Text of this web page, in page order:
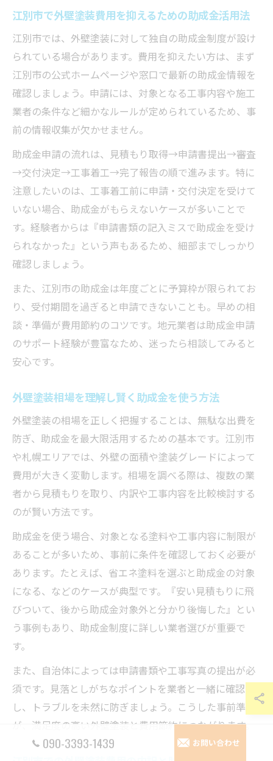
江別市で外壁塗装費用を抑えるための助成金活用法
江別市では、外壁塗装に対して独自の助成金制度が設け
られている場合があります。費用を抑えたい方は、まず
江別市の公式ホームページや窓口で最新の助成金情報を
確認しましょう。申請には、対象となる工事内容や施工
業者の条件など細かなルールが定められているため、事
前の情報収集が欠かせません。
助成金申請の流れは、見積もり取得→申請書提出→審査
→交付決定→工事着工→完了報告の順で進みます。特に
注意したいのは、工事着工前に申請・交付決定を受けて
いない場合、助成金がもらえないケースが多いことで
す。経験者からは『申請書類の記入ミスで助成金を受け
られなかった』という声もあるため、細部までしっかり
確認しましょう。
また、江別市の助成金は年度ごとに予算枠が限られてお
り、受付期間を過ぎると申請できないことも。早めの相
談・準備が費用節約のコツです。地元業者は助成金申請
のサポート経験が豊富なため、迷ったら相談してみると
安心です。
外壁塗装相場を理解し賢く助成金を使う方法
外壁塗装の相場を正しく把握することは、無駄な出費を
防ぎ、助成金を最大限活用するための基本です。江別市
や札幌エリアでは、外壁の面積や塗装グレードによって
費用が大きく変動します。相場を調べる際は、複数の業
者から見積もりを取り、内訳や工事内容を比較検討する
のが賢い方法です。
助成金を使う場合、対象となる塗料や工事内容に制限が
あることが多いため、事前に条件を確認しておく必要が
あります。たとえば、省エネ塗料を選ぶと助成金の対象
になる、などのケースが典型です。『安い見積もりに飛
びついて、後から助成金対象外と分かり後悔した』とい
う事例もあり、助成金制度に詳しい業者選びが重要で
す。
また、自治体によっては申請書類や工事写真の提出が必
須です。見落としがちなポイントを業者と一緒に確認
し、トラブルを未然に防ぎましょう。こうした事前準備
が、満足度の高い外壁塗装と費用節約につながります。
090-3393-1439 お問い合わせ